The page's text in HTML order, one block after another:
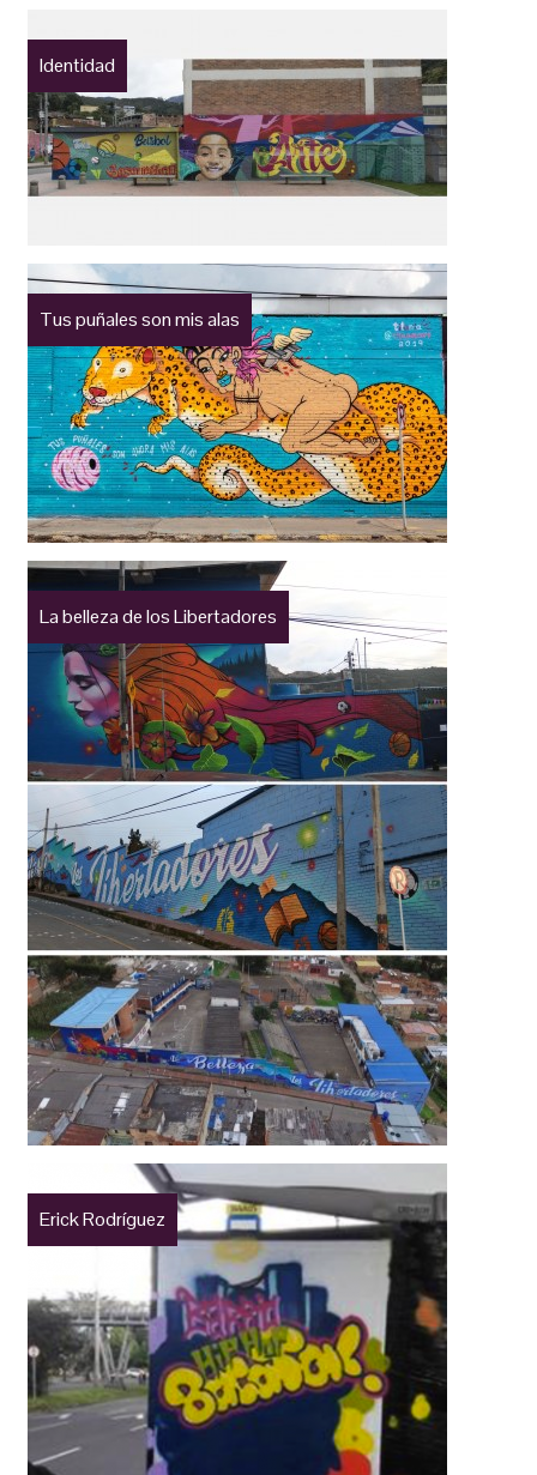
Identidad
Tus puñales son mis alas
La belleza de los Libertadores
Erick Rodríguez